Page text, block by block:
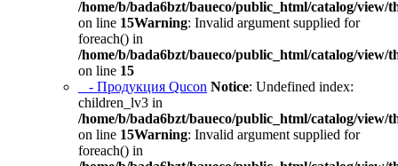
/home/b/bada6bzt/baueco/public_html/catalog/view/
on line 15Warning: Invalid argument supplied for
foreach() in
/home/b/bada6bzt/baueco/public_html/catalog/view/
on line 15
- Продукция Qucon Notice: Undefined index:
children_lv3 in
/home/b/bada6bzt/baueco/public_html/catalog/view/
on line 15Warning: Invalid argument supplied for
foreach() in